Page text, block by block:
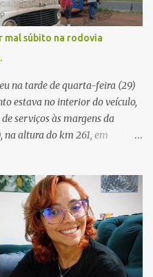
mal súbito na rodovia
na tarde de quarta-feira (29)
estava no interior do veículo,
serviços às margens da
na altura do km 261, em
dentro de um
rapidamente deslocadas ao
cardiorrespiratória. Os
as manobras de reanimação
de todos os esforços, o
Às 17h03, médicos